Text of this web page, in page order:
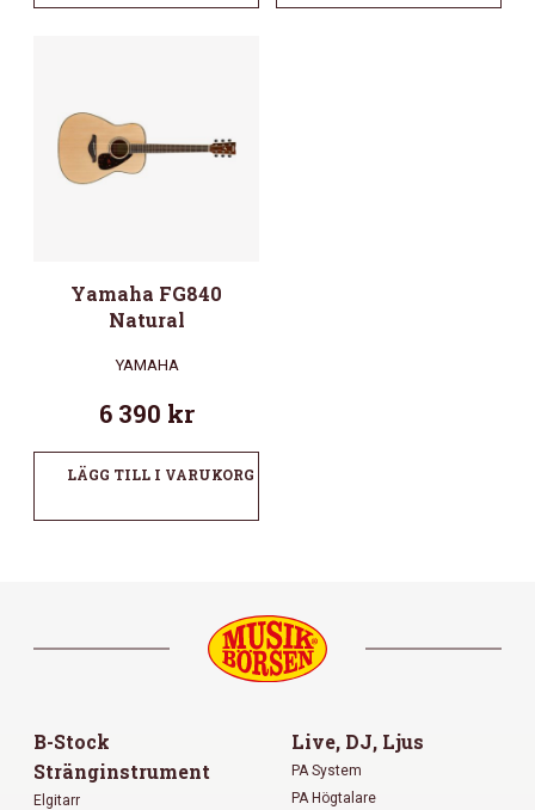
Yamaha FG840
Natural
YAMAHA
6 390 kr
LÄGG TILL I VARUKORG
B-Stock
Stränginstrument
Elgitarr
Live, DJ, Ljus
PA System
PA Högtalare